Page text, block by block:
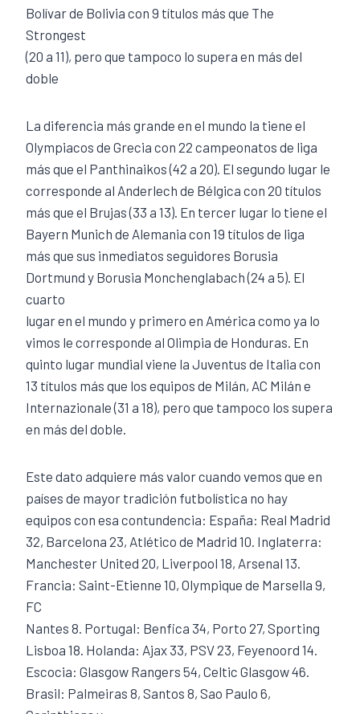
Bolívar de Bolivia con 9 títulos más que The
Strongest
(20 a 11), pero que tampoco lo supera en más del
doble
La diferencia más grande en el mundo la tiene el
Olympiacos de Grecia con 22 campeonatos de liga
más que el Panthinaikos (42 a 20). El segundo lugar le
corresponde al Anderlech de Bélgica con 20 títulos
más que el Brujas (33 a 13). En tercer lugar lo tiene el
Bayern Munich de Alemania con 19 títulos de liga
más que sus inmediatos seguidores Borusia
Dortmund y Borusia Monchenglabach (24 a 5). El
cuarto
lugar en el mundo y primero en América como ya lo
vimos le corresponde al Olimpia de Honduras. En
quinto lugar mundial viene la Juventus de Italia con
13 títulos más que los equipos de Milán, AC Milán e
Internazionale (31 a 18), pero que tampoco los supera
en más del doble.
Este dato adquiere más valor cuando vemos que en
países de mayor tradición futbolística no hay
equipos con esa contundencia: España: Real Madrid
32, Barcelona 23, Atlético de Madrid 10. Inglaterra:
Manchester United 20, Liverpool 18, Arsenal 13.
Francia: Saint-Etienne 10, Olympique de Marsella 9,
FC
Nantes 8. Portugal: Benfica 34, Porto 27, Sporting
Lisboa 18. Holanda: Ajax 33, PSV 23, Feyenoord 14.
Escocia: Glasgow Rangers 54, Celtic Glasgow 46.
Brasil: Palmeiras 8, Santos 8, Sao Paulo 6,